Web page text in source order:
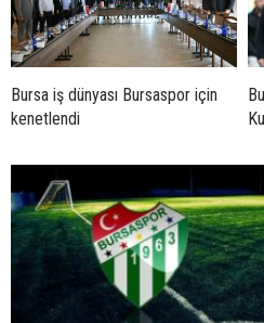
Bursa iş dünyası Bursaspor için
kenetlendi